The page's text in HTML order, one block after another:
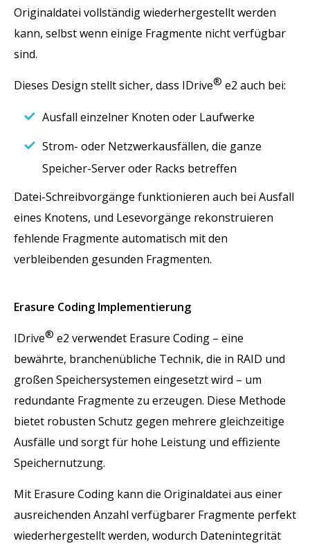
Originaldatei vollständig wiederhergestellt werden
kann, selbst wenn einige Fragmente nicht verfügbar
sind.
Dieses Design stellt sicher, dass IDrive® e2 auch bei:
Ausfall einzelner Knoten oder Laufwerke
Strom- oder Netzwerkausfällen, die ganze
Speicher-Server oder Racks betreffen
Datei-Schreibvorgänge funktionieren auch bei Ausfall
eines Knotens, und Lesevorgänge rekonstruieren
fehlende Fragmente automatisch mit den
verbleibenden gesunden Fragmenten.
Erasure Coding Implementierung
IDrive® e2 verwendet Erasure Coding – eine
bewährte, branchenübliche Technik, die in RAID und
großen Speichersystemen eingesetzt wird – um
redundante Fragmente zu erzeugen. Diese Methode
bietet robusten Schutz gegen mehrere gleichzeitige
Ausfälle und sorgt für hohe Leistung und effiziente
Speichernutzung.
Mit Erasure Coding kann die Originaldatei aus einer
ausreichenden Anzahl verfügbarer Fragmente perfekt
wiederhergestellt werden, wodurch Datenintegrität